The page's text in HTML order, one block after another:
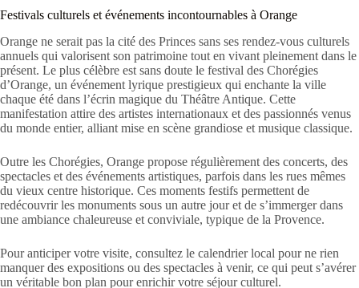
Festivals culturels et événements incontournables à Orange
Orange ne serait pas la cité des Princes sans ses rendez-vous culturels
annuels qui valorisent son patrimoine tout en vivant pleinement dans le
présent. Le plus célèbre est sans doute le festival des Chorégies
d’Orange, un événement lyrique prestigieux qui enchante la ville
chaque été dans l’écrin magique du Théâtre Antique. Cette
manifestation attire des artistes internationaux et des passionnés venus
du monde entier, alliant mise en scène grandiose et musique classique.
Outre les Chorégies, Orange propose régulièrement des concerts, des
spectacles et des événements artistiques, parfois dans les rues mêmes
du vieux centre historique. Ces moments festifs permettent de
redécouvrir les monuments sous un autre jour et de s’immerger dans
une ambiance chaleureuse et conviviale, typique de la Provence.
Pour anticiper votre visite, consultez le calendrier local pour ne rien
manquer des expositions ou des spectacles à venir, ce qui peut s’avérer
un véritable bon plan pour enrichir votre séjour culturel.